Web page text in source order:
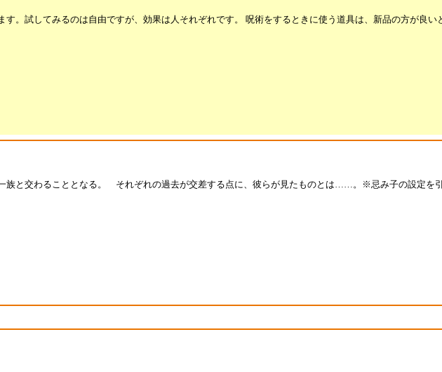
。試してみるのは自由ですが、効果は人それぞれです。 呪術をするときに使う道具は、新品の方が良い
族と交わることとなる。 それぞれの過去が交差する点に、彼らが見たものとは……。※忌み子の設定を引